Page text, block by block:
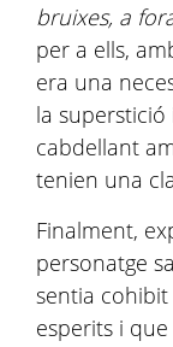
bruixes, a
per a ells,
era una
la
cabdellant
tenien una
Finalment,
personatge
sentia
esperits i